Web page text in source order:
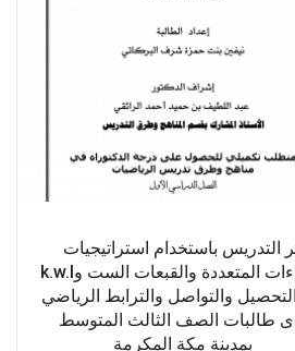
التدريس باستخدام استراتيجيات
الذكاءات المتعددة والقبعات الست وk.w.l
والتواصل والترابط الرياضي
طالبات الصف الثالث المتوسط
بمدينة مكة المكرمة